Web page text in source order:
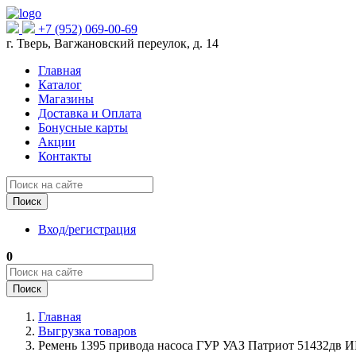
+7 (952) 069-00-69
г. Тверь, Вагжановский переулок, д. 14
Главная
Каталог
Магазины
Доставка и Оплата
Бонусные карты
Акции
Контакты
Поиск
Вход/регистрация
0
Поиск
Главная
Выгрузка товаров
Ремень 1395 привода насоса ГУР УАЗ Патриот 51432дв